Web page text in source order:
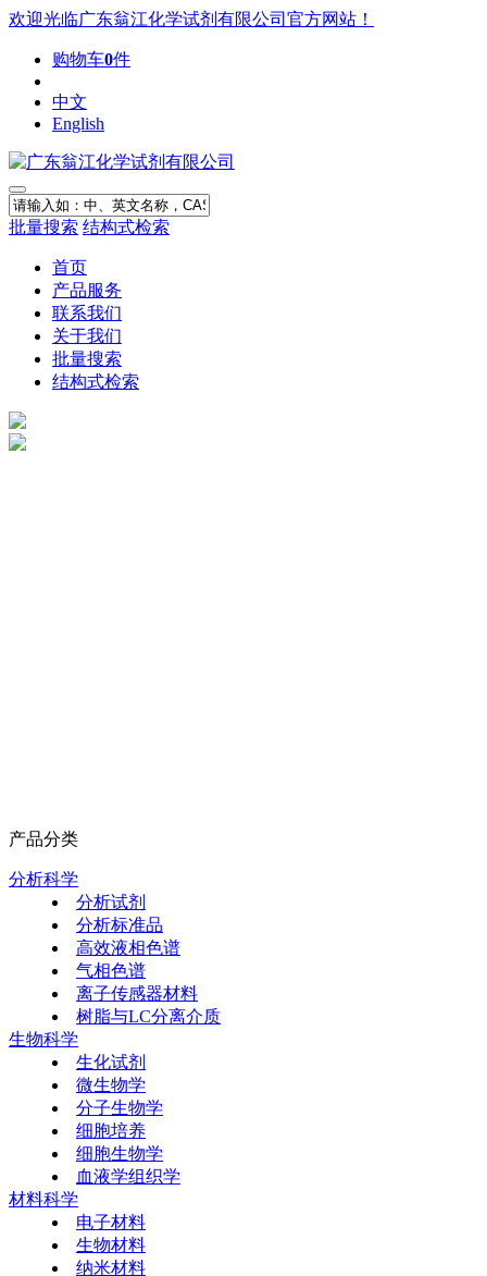
欢迎光临广东翁江化学试剂有限公司官方网站！
购物车0件
中文
English
批量搜索 结构式检索
首页
产品服务
联系我们
关于我们
批量搜索
结构式检索
产品分类
分析科学
分析试剂
分析标准品
高效液相色谱
气相色谱
离子传感器材料
树脂与LC分离介质
生物科学
生化试剂
微生物学
分子生物学
细胞培养
细胞生物学
血液学组织学
材料科学
电子材料
生物材料
纳米材料